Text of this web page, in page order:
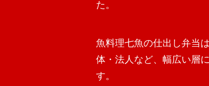
た。
魚料理七魚の仕出し弁当
体・法人など、幅広い層
す。